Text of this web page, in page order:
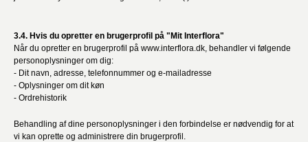
3.4. Hvis du opretter en brugerprofil på "Mit Interflora"
Når du opretter en brugerprofil på www.interflora.dk, behandler vi følgende
personoplysninger om dig:
- Dit navn, adresse, telefonnummer og e-mailadresse
- Oplysninger om dit køn
- Ordrehistorik
Behandling af dine personoplysninger i den forbindelse er nødvendig for at
vi kan oprette og administrere din brugerprofil.